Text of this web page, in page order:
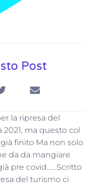
Post
la ripresa del
ma questo col
finito Ma non solo
da da mangiare
pre covid……Scritto
del turismo ci